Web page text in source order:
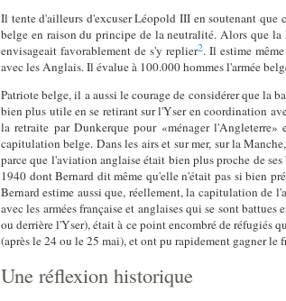
Il tente d'ailleurs d'excuser Léopold III en soutenant que
belge en raison du principe de la neutralité. Alors que
envisageait favorablement de s'y replier2. Il estime
avec les Anglais. Il évalue à 100.000 hommes l'armée
Patriote belge, il a aussi le courage de considérer que la
bien plus utile en se retirant sur l'Yser en coordination
la retraite par Dunkerque pour «ménager l'Angleterre»
capitulation belge. Dans les airs et sur mer, sur la
parce que l'aviation anglaise était bien plus proche de
1940 dont Bernard dit même qu'elle n'était pas si bien
Bernard estime aussi que, réellement, la capitulation de
avec les armées française et anglaises qui se sont
ou derrière l'Yser), était à ce point encombré de réfugiés
(après le 24 ou le 25 mai), et ont pu rapidement gagner
Une réflexion historique